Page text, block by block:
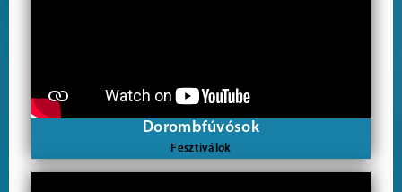
Dorombfúvósok
Fesztiválok